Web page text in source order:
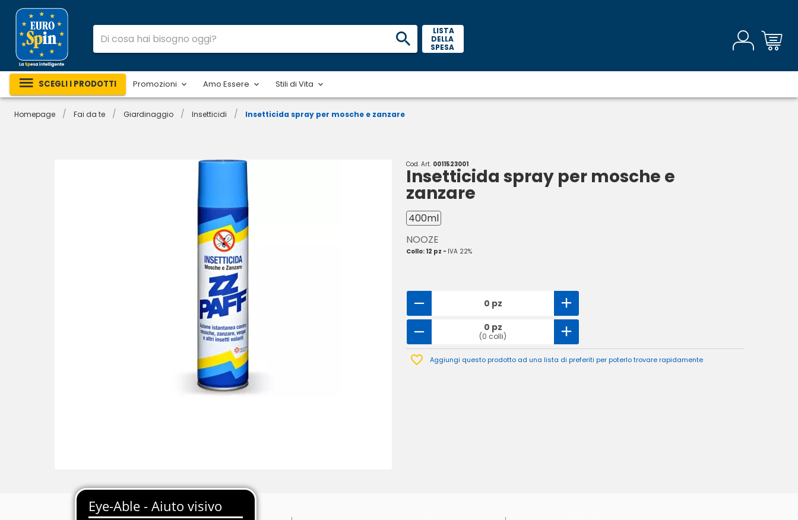
LISTA
DELLA
SPESA
SCEGLI I PRODOTTI Promozioni Amo Essere Stili di Vita
Homepage / Fai da te / Giardinaggio / Insetticidi / Insetticida spray per mosche e zanzare
Cod. Art. 0011523001
Insetticida spray per mosche e
zanzare
400ml
NOOZE
Collo: 12 pz - IVA 22%
0 pz
0 pz
(0 colli)
Aggiungi questo prodotto ad una lista di preferiti per poterlo trovare rapidamente